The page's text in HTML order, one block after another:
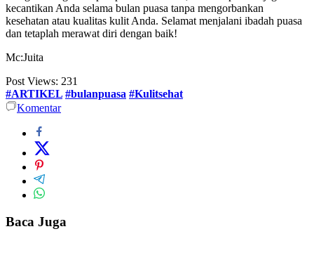
kecantikan Anda selama bulan puasa tanpa mengorbankan
kesehatan atau kualitas kulit Anda. Selamat menjalani ibadah puasa
dan tetaplah merawat diri dengan baik!
Mc:Juita
Post Views: 231
#ARTIKEL #bulanpuasa #Kulitsehat
Komentar
Baca Juga